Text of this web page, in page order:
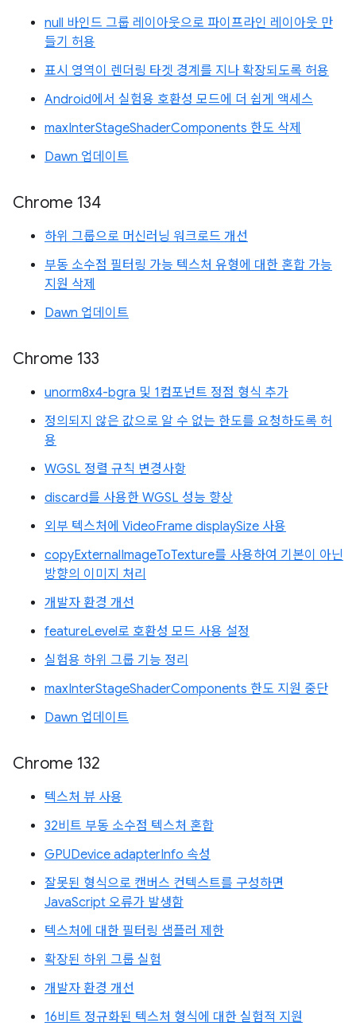
null 바인드 그룹 레이아웃으로 파이프라인 레이아웃 만
들기 허용
표시 영역이 렌더링 타겟 경계를 지나 확장되도록 허용
Android에서 실험용 호환성 모드에 더 쉽게 액세스
maxInterStageShaderComponents 한도 삭제
Dawn 업데이트
Chrome 134
하위 그룹으로 머신러닝 워크로드 개선
부동 소수점 필터링 가능 텍스처 유형에 대한 혼합 가능
지원 삭제
Dawn 업데이트
Chrome 133
unorm8x4-bgra 및 1컴포넌트 정점 형식 추가
정의되지 않은 값으로 알 수 없는 한도를 요청하도록 허
용
WGSL 정렬 규칙 변경사항
discard를 사용한 WGSL 성능 향상
외부 텍스처에 VideoFrame displaySize 사용
copyExternalImageToTexture를 사용하여 기본이 아닌
방향의 이미지 처리
개발자 환경 개선
featureLevel로 호환성 모드 사용 설정
실험용 하위 그룹 기능 정리
maxInterStageShaderComponents 한도 지원 중단
Dawn 업데이트
Chrome 132
텍스처 뷰 사용
32비트 부동 소수점 텍스처 혼합
GPUDevice adapterInfo 속성
잘못된 형식으로 캔버스 컨텍스트를 구성하면
JavaScript 오류가 발생함
텍스처에 대한 필터링 샘플러 제한
확장된 하위 그룹 실험
개발자 환경 개선
16비트 정규화된 텍스처 형식에 대한 실험적 지원